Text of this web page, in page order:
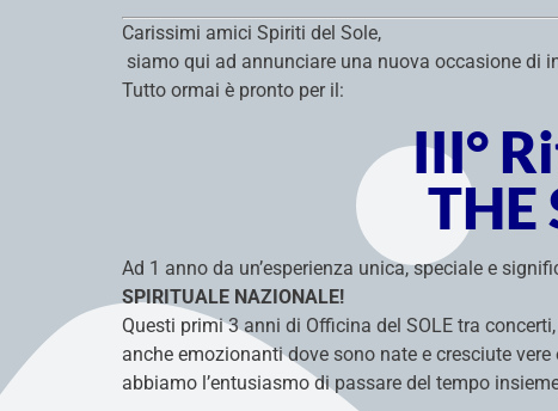
Carissimi amici Spiriti del Sole,
siamo qui ad annunciare una nuova occasione di
Tutto ormai è pronto per il:
III°
THE
Ad 1 anno da un’esperienza unica, speciale e
SPIRITUALE NAZIONALE!
Questi primi 3 anni di Officina del SOLE tra
anche emozionanti dove sono nate e cresciute
abbiamo l’entusiasmo di passare del tempo